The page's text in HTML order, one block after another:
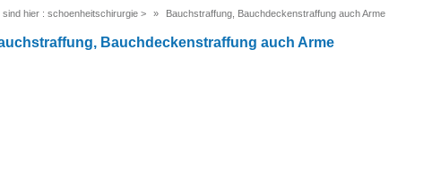
sind hier : schoenheitschirurgie > Bauchstraffung, Bauchdeckenstraffung auch Arme
Bauchdeckenstraffung auch Arme